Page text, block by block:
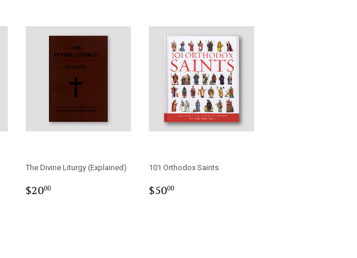
The Divine Liturgy (Explained)
Regular
$2000
101 Orthodox Saints
Regular
$5000